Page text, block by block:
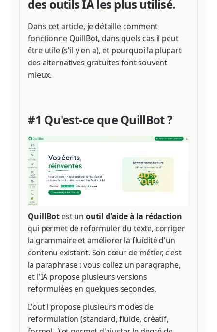
des outils IA les plus utilisé.
Dans cet article, je détaille comment
fonctionne QuillBot, dans quels cas il peut
être utile (s'il y en a), et pourquoi la plupart
des alternatives gratuites font souvent
mieux.
#1 Qu'est-ce que QuillBot ?
QuillBot est un outil d'aide à la rédaction
qui permet de reformuler du texte, corriger
la grammaire et améliorer la fluidité d'un
contenu existant. Son cœur de métier, c'est
la paraphrase : vous collez un paragraphe,
et l'IA propose plusieurs versions
reformulées en quelques secondes.
L'outil propose plusieurs modes de
reformulation (standard, fluide, créatif,